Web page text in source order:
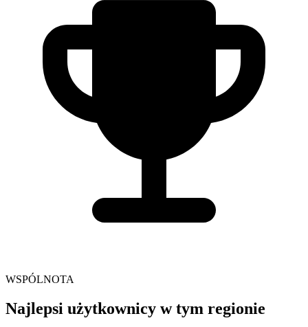
WSPÓLNOTA
Najlepsi użytkownicy w tym regionie